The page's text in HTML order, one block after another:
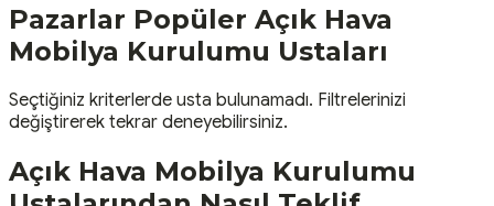
Pazarlar Popüler Açık Hava
Mobilya Kurulumu Ustaları
Seçtiğiniz kriterlerde usta bulunamadı. Filtrelerinizi
değiştirerek tekrar deneyebilirsiniz.
Açık Hava Mobilya Kurulumu